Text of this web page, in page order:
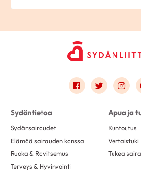
Link to facebook
Link toLink
Sydäntietoa
Sydänsairaudet
Elämää sairauden kanssa
Ruoka & Ravitsemus
Terveys & Hyvinvointi
Apua ja
Kuntoutus
Vertaistuki
Tukea